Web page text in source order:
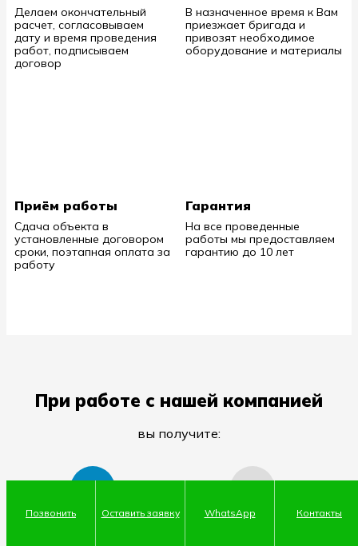
Делаем окончательный
расчет, согласовываем
дату и время проведения
работ, подписываем
договор
В назначенное время к Вам
приезжает бригада и
привозят необходимое
оборудование и материалы
Приём работы
Сдача объекта в
установленные договором
сроки, поэтапная оплата за
работу
Гарантия
На все проведенные
работы мы предоставляем
гарантию до 10 лет
При работе с нашей компанией
вы получите:
Позвонить Оставить заявку WhatsApp Контакты